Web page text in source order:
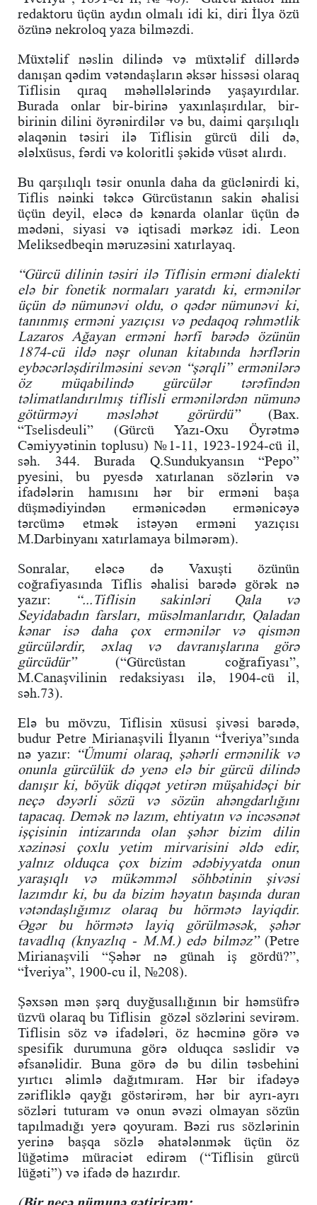
redaktoru üçün aydın olmalı idi ki, diri İlya özü
özünə nekroloq yaza bilməzdi.
Müxtəlif nəslin dilində və müxtəlif dillərdə
danışan qədim vətəndaşların əksər hissəsi olaraq
Tiflisin qıraq məhəllələrində yaşayırdılar.
Burada onlar bir-birinə yaxınlaşırdılar, bir-
birinin dilini öyrənirdilər və bu, daimi qarşılıqlı
əlaqənin təsiri ilə Tiflisin gürcü dili də,
ələlxüsus, fərdi və koloritli şəkidə vüsət alırdı.
Bu qarşılıqlı təsir onunla daha da güclənirdi ki,
Tiflis nəinki təkcə Gürcüstanın sakin əhalisi
üçün deyil, eləcə də kənarda olanlar üçün də
mədəni, siyasi və iqtisadi mərkəz idi. Leon
Meliksedbeqin məruzəsini xatırlayaq.
“Gürcü dilinin təsiri ilə Tiflisin erməni dialekti
elə bir fonetik normaları yaratdı ki, ermənilər
üçün də nümunəvi oldu, o qədər nümunəvi ki,
tanınmış erməni yazıçısı və pedaqoq rəhmətlik
Lazaros Ağayan erməni hərfi barədə özünün
1874-cü ildə nəşr olunan kitabında hərflərin
eybəcərləşdirilməsini sevən “şərqli” ermənilərə
öz müqabilində gürcülər tərəfindən
təlimatlandırılmış tiflisli ermənilərdən nümunə
götürməyi məsləhət görürdü”(Bax.
“Tselisdeuli” (Gürcü Yazı-Oxu Öyrətmə
Cəmiyyətinin toplusu) №1-11, 1923-1924-cü il,
səh. 344. Burada Q.Sundukyansın “Pepo”
pyesini, bu pyesdə xatırlanan sözlərin və
ifadələrin hamısını hər bir erməni başa
düşmədiyindən ermənicədən ermənicəyə
tərcümə etmək istəyən erməni yazıçısı
M.Darbinyanı xatırlamaya bilmərəm).
Sonralar, eləcə də Vaxuşti özünün
coğrafiyasında Tiflis əhalisi barədə görək nə
yazır:
“...Tiflisin sakinləri Qala və
Seyidabadın farsları, müsəlmanlarıdır, Qaladan
kənar isə daha çox ermənilər və qismən
gürcülərdir, əxlaq və davranışlarına görə
gürcüdür”(“Gürcüstan coğrafiyası”,
M.Canaşvilinin redaksiyası ilə, 1904-cü il,
səh.73).
Elə bu mövzu, Tiflisin xüsusi şivəsi barədə,
budur Petre Mirianaşvili İlyanın “İveriya”sında
nə yazır: “Ümumi olaraq, şəhərli ermənilik və
onunla gürcülük də yenə elə bir gürcü dilində
danışır ki, böyük diqqət yetirən müşahidəçi bir
neçə dəyərli sözü və sözün ahəngdarlığını
tapacaq. Demək nə lazım, ehtiyatın və incəsənət
işçisinin intizarında olan şəhər bizim dilin
xəzinəsi çoxlu yetim mirvarisini əldə edir,
yalnız olduqca çox bizim ədəbiyyatda onun
yaraşıqlı və mükəmməl söhbətinin şivəsi
lazımdır ki, bu da bizim həyatın başında duran
vətəndaşlığımız olaraq bu hörmətə layiqdir.
Əgər bu hörmətə layiq görülməsək, şəhər
tavadlıq (knyazlıq - M.M.) edə bilməz” (Petre
Mirianaşvili “Şəhər nə günah iş gördü?”,
“İveriya”, 1900-cu il, №208).
Şəxsən mən şərq duyğusallığının bir həmsüfrə
üzvü olaraq bu Tiflisin gözəl sözlərini sevirəm.
Tiflisin söz və ifadələri, öz həcminə görə və
spesifik durumuna görə olduqca səslidir və
əfsanəlidir. Buna görə də bu dilin təsbehini
yırtıcı əlimlə dağıtmıram. Hər bir ifadəyə
zərifliklə qayğı göstərirəm, hər bir ayrı-ayrı
sözləri tuturam və onun əvəzi olmayan sözün
tapılmadığı yerə qoyuram. Bəzi rus sözlərinin
yerinə başqa sözlə əhatələnmək üçün öz
lüğətimə müraciət edirəm (“Tiflisin gürcü
lüğəti”) və ifadə də hazırdır.